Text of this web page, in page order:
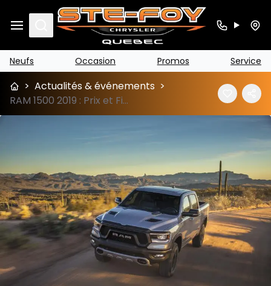
Search
Neufs Occasion Promos Service
> Actualités & événements >
RAM 1500 2019 : Prix et Fiche Technique à Québec